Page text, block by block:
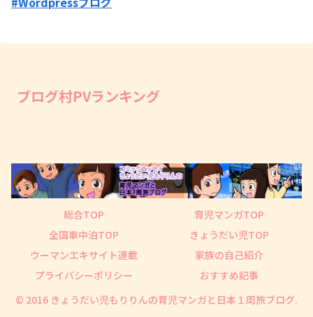
ブログ村PVランキング
総合TOP
育児マンガTOP
全国車中泊TOP
きょうだい児TOP
ウーマンエキサイト連載
家族の自己紹介
プライバシーポリシー
おすすめ記事
© 2016 きょうだい児もりりんの育児マンガと日本１周旅ブログ.